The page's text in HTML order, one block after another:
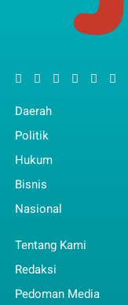
Daerah
Politik
Hukum
Bisnis
Nasional
Tentang Kami
Redaksi
Pedoman Media